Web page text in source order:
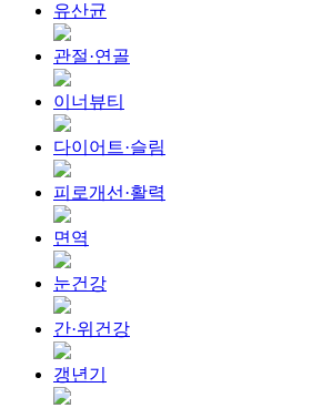
유산균
관절·연골
이너뷰티
다이어트·슬림
피로개선·활력
면역
눈건강
간·위건강
갱년기